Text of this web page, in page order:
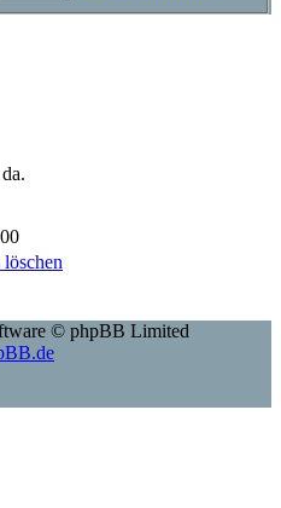
© phpBB Limited